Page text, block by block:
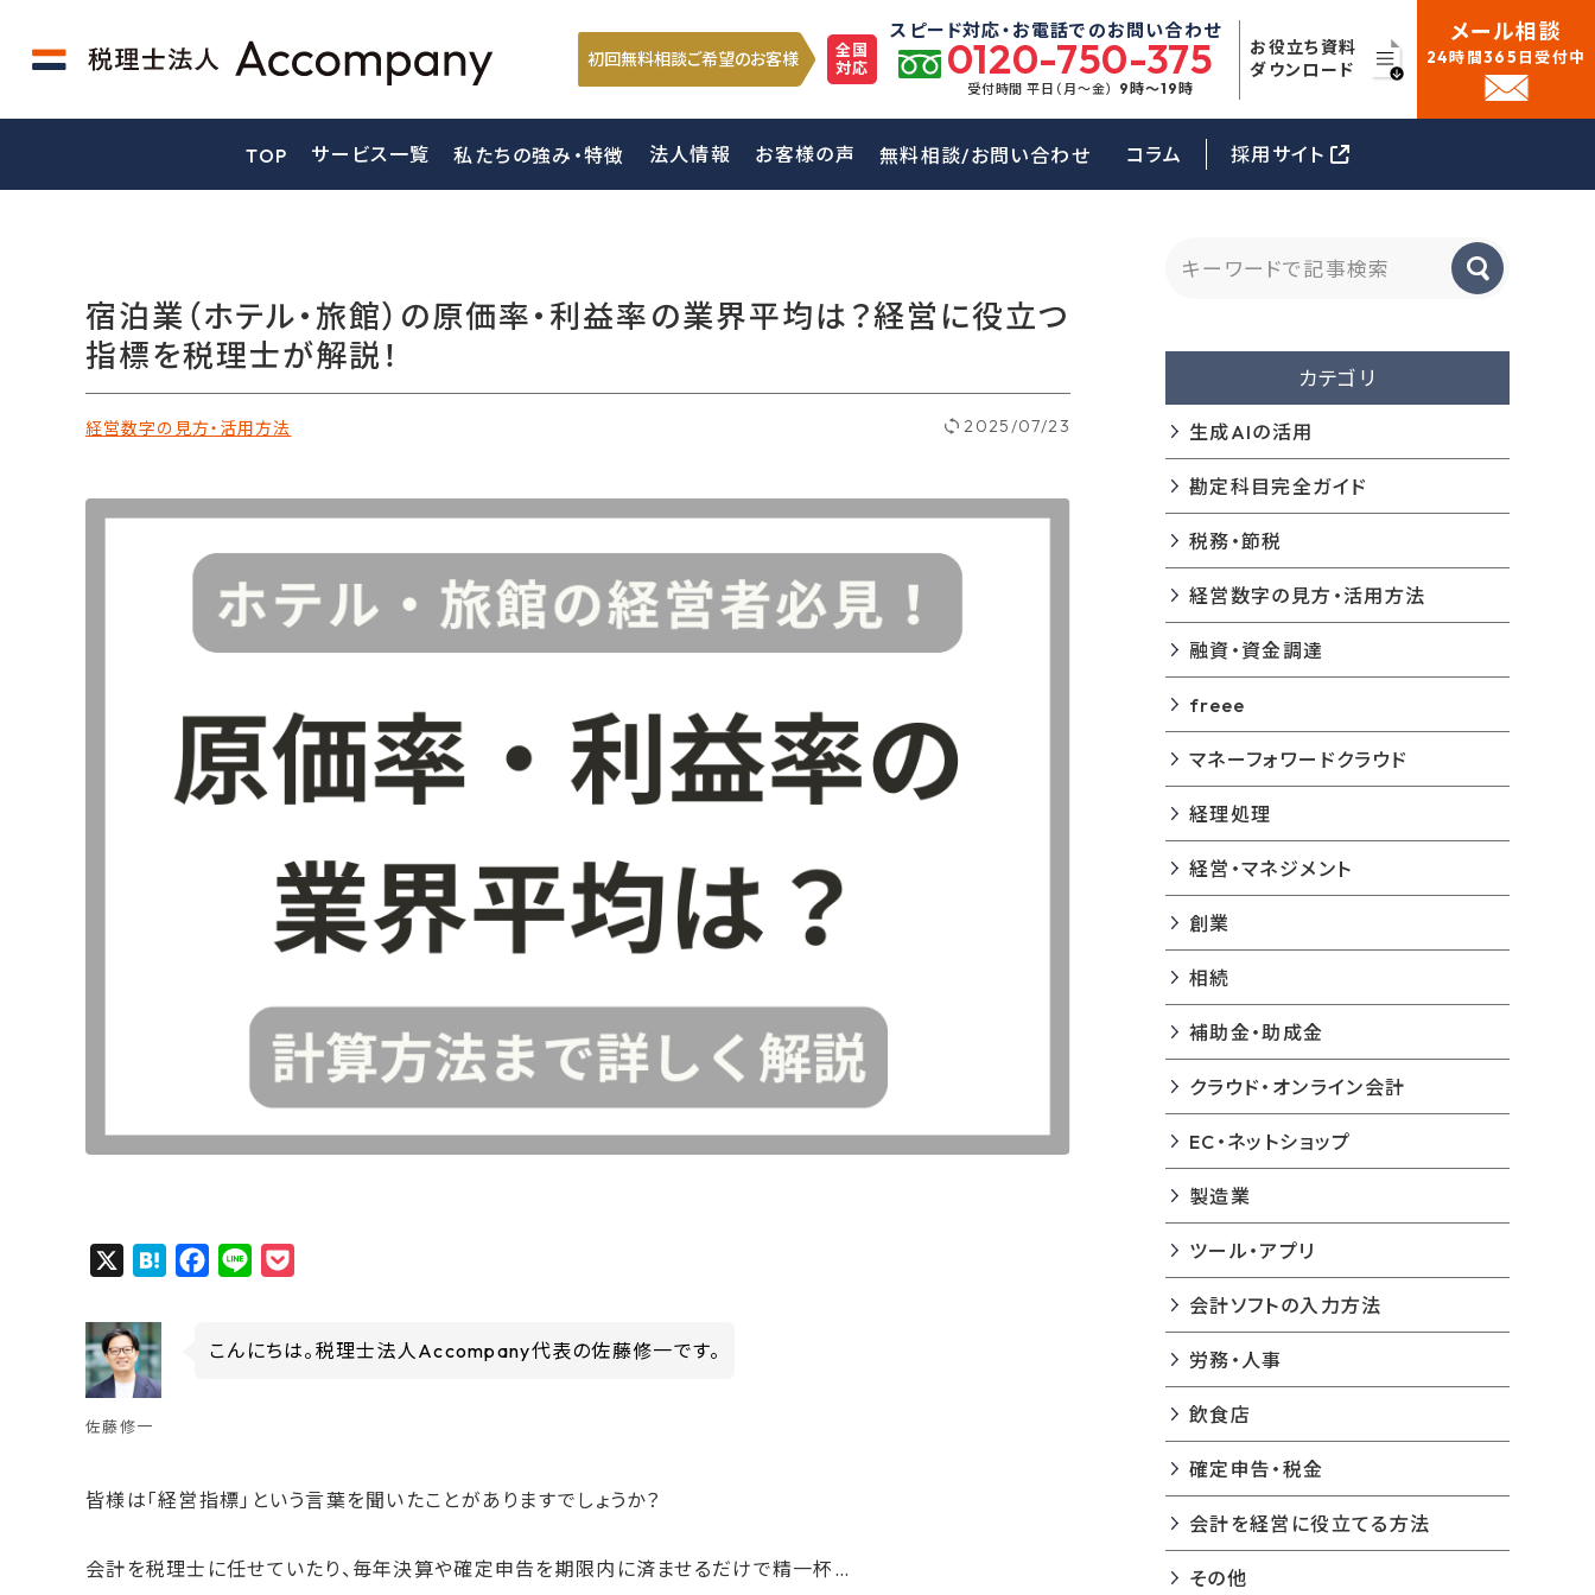
初回無料相談ご希望のお客様
全国
対応
スピード対応・お電話でのお問い合わせ
0120-750-375
受付時間 平日（月〜金） 9時〜19時
お役立ち資料
ダウンロード
メール相談
24時間365日受付中
TOP サービス一覧 私たちの強み・特徴 法人情報 お客様の声 無料相談/お問い合わせ コラム 採用サイト
宿泊業（ホテル・旅館）の原価率・利益率の業界平均は？経営に役立つ
指標を税理士が解説！
経営数字の見方・活用方法 2025/07/23
H
e
k
e
k
佐藤修一
こんにちは。税理士法人Accompany代表の佐藤修一です。
皆様は「経営指標」という言葉を聞いたことがありますでしょうか？
会計を税理士に任せていたり、毎年決算や確定申告を期限内に済ませるだけで精一杯…
カテゴリ
生成AIの活用
勘定科目完全ガイド
税務・節税
経営数字の見方・活用方法
融資・資金調達
freee
マネーフォワードクラウド
経理処理
経営・マネジメント
創業
相続
補助金・助成金
クラウド・オンライン会計
EC・ネットショップ
製造業
ツール・アプリ
会計ソフトの入力方法
労務・人事
飲食店
確定申告・税金
会計を経営に役立てる方法
その他